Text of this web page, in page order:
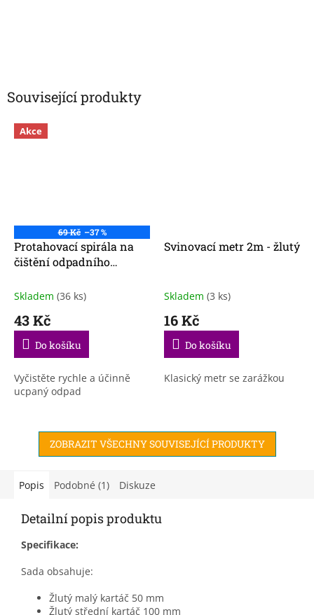
Související produkty
Akce
69 Kč –37 %
Protahovací spirála na
čištění odpadního
Skladem (36 ks)
43 Kč
Do košíku
Vyčistěte rychle a účinně
ucpaný odpad
Svinovací metr 2m - žlutý
Skladem (3 ks)
16 Kč
Do košíku
Klasický metr se zarážkou
ZOBRAZIT VŠECHNY SOUVISEJÍCÍ PRODUKTY
Popis Podobné (1) Diskuze
Detailní popis produktu
Specifikace:
Sada obsahuje:
Žlutý malý kartáč 50 mm
Žlutý střední kartáč 100 mm